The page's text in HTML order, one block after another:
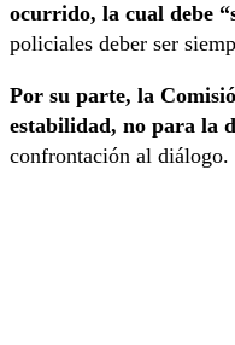
ocurrido, la cual debe
policiales deber ser
Por su parte, la
estabilidad, no para la
confrontación al